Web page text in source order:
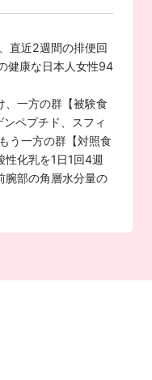
直近2週間の排便回
健康な日本人女性94
、一方の群【被験食
ペプチド、スフィ
う一方の群【対照食
化乳を1日1回4週
腕部の角層水分量の